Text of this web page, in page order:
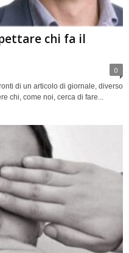
chi fa il
di un articolo di giornale, diverso
chi, come noi, cerca di fare...